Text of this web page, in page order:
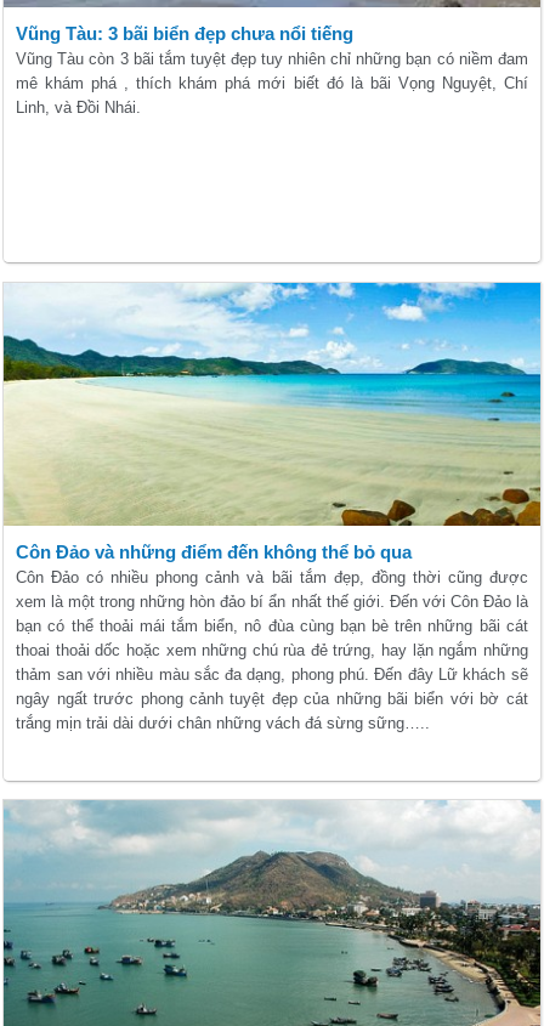
Vũng Tàu: 3 bãi biển đẹp chưa nổi tiếng
Vũng Tàu còn 3 bãi tắm tuyệt đẹp tuy nhiên chỉ những bạn có niềm đam
mê khám phá , thích khám phá mới biết đó là bãi Vọng Nguyệt, Chí
Linh, và Đồi Nhái.
Côn Đảo và những điểm đến không thể bỏ qua
Côn Đảo có nhiều phong cảnh và bãi tắm đẹp, đồng thời cũng được
xem là một trong những hòn đảo bí ẩn nhất thế giới. Đến với Côn Đảo là
bạn có thể thoải mái tắm biển, nô đùa cùng bạn bè trên những bãi cát
thoai thoải dốc hoặc xem những chú rùa đẻ trứng, hay lặn ngắm những
thảm san với nhiều màu sắc đa dạng, phong phú. Đến đây Lữ khách sẽ
ngây ngất trước phong cảnh tuyệt đẹp của những bãi biển với bờ cát
trắng mịn trải dài dưới chân những vách đá sừng sững…..